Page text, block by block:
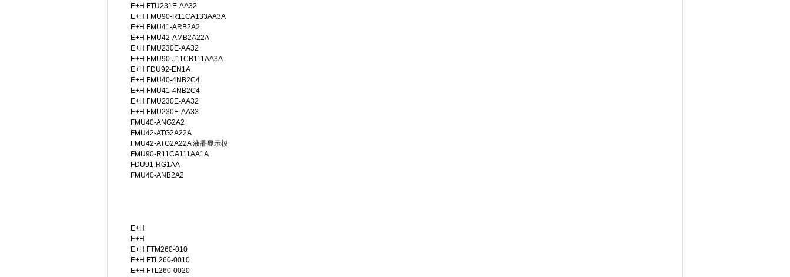
E+H FTU231E-AA32
E+H FMU90-R11CA133AA3A
E+H FMU41-ARB2A2
E+H FMU42-AMB2A22A
E+H FMU230E-AA32
E+H FMU90-J11CB111AA3A
E+H FDU92-EN1A
E+H FMU40-4NB2C4
E+H FMU41-4NB2C4
E+H FMU230E-AA32
E+H FMU230E-AA33
FMU40-ANG2A2
FMU42-ATG2A22A
FMU42-ATG2A22A 液晶显示模
FMU90-R11CA111AA1A
FDU91-RG1AA
FMU40-ANB2A2
E+H
E+H
E+H FTM260-010
E+H FTL260-0010
E+H FTL260-0020